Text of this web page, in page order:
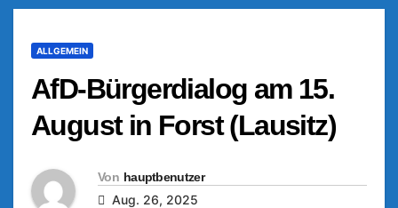
ALLGEMEIN
AfD-Bürgerdialog am 15.
August in Forst (Lausitz)
Von hauptbenutzer
Aug. 26, 2025